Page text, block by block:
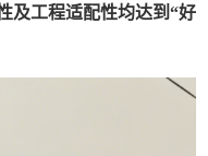
及工程适配性均达到“好